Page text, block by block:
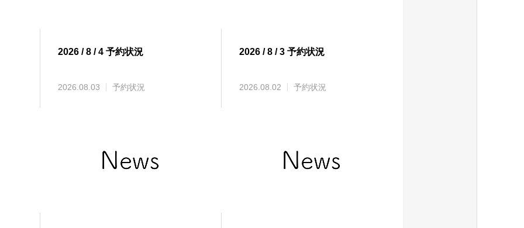
2026 / 8 / 4 予約状況
2026.08.03 予約状況
2026 / 8 / 3 予約状況
2026.08.02 予約状況